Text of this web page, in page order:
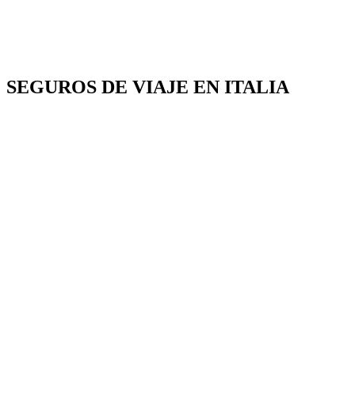
SEGUROS DE VIAJE EN ITALIA